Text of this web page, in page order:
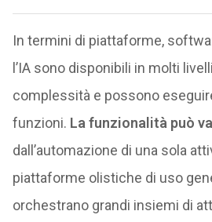
In termini di piattaforme,
l’IA sono disponibili in molti
complessità e possono
funzioni. La funzionalità può
dall’automazione di una sola
piattaforme olistiche di uso
orchestrano grandi insiemi di